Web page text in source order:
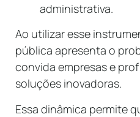
administrativa.
Ao utilizar esse
pública apresenta o
convida empresas e
soluções inovadoras.
Essa dinâmica permite